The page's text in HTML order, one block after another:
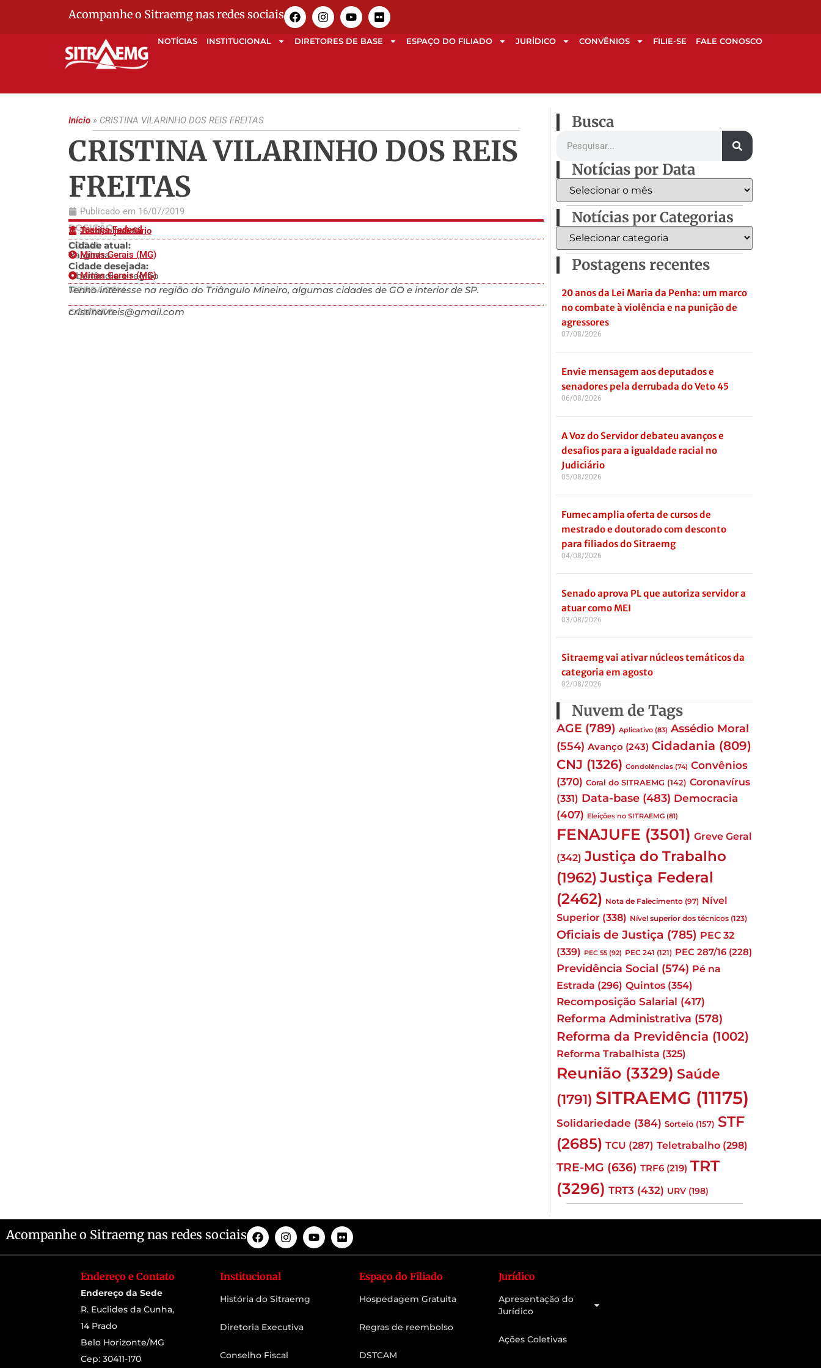
Acompanhe o Sitraemg nas redes sociais
NOTÍCIAS INSTITUCIONAL DIRETORES DE BASE ESPAÇO DO FILIADO JURÍDICO CONVÊNIOS FILIE-SE FALE CONOSCO
Início » CRISTINA VILARINHO DOS REIS FREITAS
CRISTINA VILARINHO DOS REIS
FREITAS
Publicado em 16/07/2019
POSIÇÃO
Justiça Federal
Técnico judiciário
LOCAL
Cidade atual:
Varginha
Minas Gerais (MG)
Cidade desejada:
Uberlândia e região
Minas Gerais (MG)
MENSAGEM
Tenho interesse na região do Triângulo Mineiro, algumas cidades de GO e interior de SP.
CONTATO
cristinavreis@gmail.com
Busca
Notícias por Data
Notícias por Categorias
Postagens recentes
20 anos da Lei Maria da Penha: um marco
no combate à violência e na punição de
agressores
07/08/2026
Envie mensagem aos deputados e
senadores pela derrubada do Veto 45
06/08/2026
A Voz do Servidor debateu avanços e
desafios para a igualdade racial no
Judiciário
05/08/2026
Fumec amplia oferta de cursos de
mestrado e doutorado com desconto
para filiados do Sitraemg
04/08/2026
Senado aprova PL que autoriza servidor a
atuar como MEI
03/08/2026
Sitraemg vai ativar núcleos temáticos da
categoria em agosto
02/08/2026
Nuvem de Tags
AGE (789) Aplicativo (83) Assédio Moral
(554) Avanço (243) Cidadania (809)
CNJ (1326) Condolências (74) Convênios
(370) Coral do SITRAEMG (142) Coronavírus
(331) Data-base (483) Democracia
(407) Eleições no SITRAEMG (81)
FENAJUFE (3501) Greve Geral
(342) Justiça do Trabalho
(1962) Justiça Federal
(2462) Nota de Falecimento (97) Nível
Superior (338) Nível superior dos técnicos (123)
Oficiais de Justiça (785) PEC 32
(339) PEC 55 (92) PEC 241 (121) PEC 287/16 (228)
Previdência Social (574) Pé na
Estrada (296) Quintos (354)
Recomposição Salarial (417)
Reforma Administrativa (578)
Reforma da Previdência (1002)
Reforma Trabalhista (325)
Reunião (3329) Saúde
(1791) SITRAEMG (11175)
Solidariedade (384) Sorteio (157) STF
(2685) TCU (287) Teletrabalho (298)
TRE-MG (636) TRF6 (219) TRT
(3296) TRT3 (432) URV (198)
Acompanhe o Sitraemg nas redes sociais
Endereço e Contato
Endereço da Sede
R. Euclides da Cunha,
14 Prado
Belo Horizonte/MG
Cep: 30411-170
Institucional
História do Sitraemg
Diretoria Executiva
Conselho Fiscal
Espaço do Filiado
Hospedagem Gratuita
Regras de reembolso
DSTCAM
Jurídico
Apresentação do
Jurídico
Ações Coletivas